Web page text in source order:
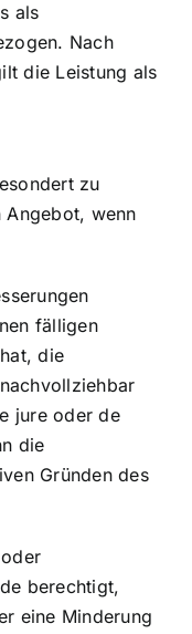
als
Nach
die Leistung als
zu
Angebot, wenn
fälligen
die
jure oder de
die
Gründen des
berechtigt,
eine Minderung